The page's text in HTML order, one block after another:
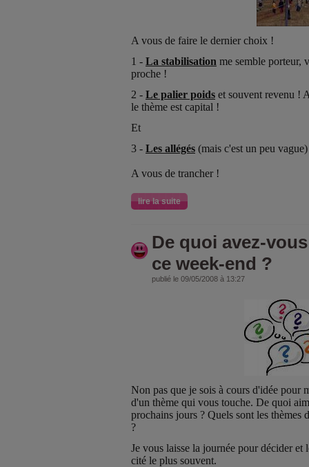
A vous de faire le dernier choix !
1 - La stabilisation me semble porteur,
proche !
2 - Le palier poids et souvent revenu !
le thème est capital !
Et
3 - Les allégés (mais c'est un peu vague)
A vous de trancher !
lire la suite
De quoi avez-
ce week-end ?
publié le 09/05/2008 à 13:27
Non pas que je sois à cours d'idée pour
d'un thème qui vous touche. De quoi
prochains jours ? Quels sont les thèmes
?
Je vous laisse la journée pour décider et
cité le plus souvent.